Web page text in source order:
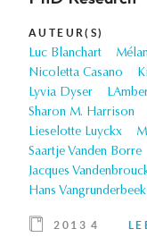
AUTEUR(S)
Luc Blanchart
Nicoletta Casano
Lyvia Dyser
Sharon M. Harrison
Lieselotte Luyckx
Saartje Vanden Borre
Jacques
Hans Vangrunderbeek
2013 4